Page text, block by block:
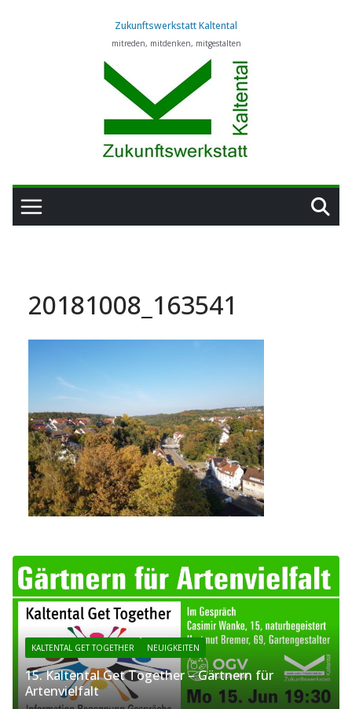
Zukunftswerkstatt Kaltental
mitreden, mitdenken, mitgestalten
20181008_163541
KALTENTAL GET TOGETHER NEUIGKEITEN
15. Kaltental Get Together – Gärtnern für
Artenvielfalt